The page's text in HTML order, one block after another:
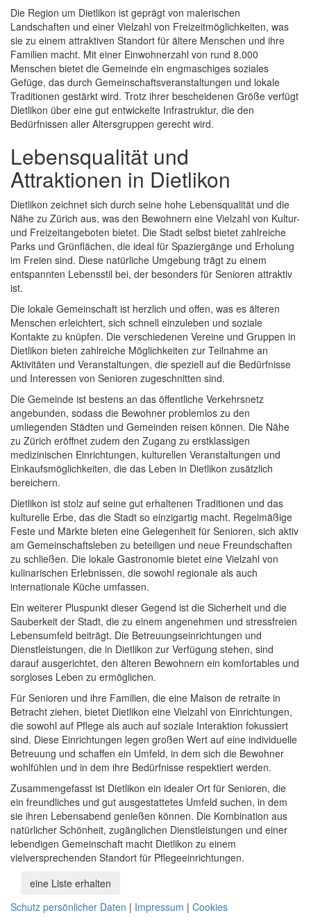
Die Region um Dietlikon ist geprägt von malerischen
Landschaften und einer Vielzahl von Freizeitmöglichkeiten, was
sie zu einem attraktiven Standort für ältere Menschen und ihre
Familien macht. Mit einer Einwohnerzahl von rund 8.000
Menschen bietet die Gemeinde ein engmaschiges soziales
Gefüge, das durch Gemeinschaftsveranstaltungen und lokale
Traditionen gestärkt wird. Trotz ihrer bescheidenen Größe verfügt
Dietlikon über eine gut entwickelte Infrastruktur, die den
Bedürfnissen aller Altersgruppen gerecht wird.
Lebensqualität und
Attraktionen in Dietlikon
Dietlikon zeichnet sich durch seine hohe Lebensqualität und die
Nähe zu Zürich aus, was den Bewohnern eine Vielzahl von Kultur-
und Freizeitangeboten bietet. Die Stadt selbst bietet zahlreiche
Parks und Grünflächen, die ideal für Spaziergänge und Erholung
im Freien sind. Diese natürliche Umgebung trägt zu einem
entspannten Lebensstil bei, der besonders für Senioren attraktiv
ist.
Die lokale Gemeinschaft ist herzlich und offen, was es älteren
Menschen erleichtert, sich schnell einzuleben und soziale
Kontakte zu knüpfen. Die verschiedenen Vereine und Gruppen in
Dietlikon bieten zahlreiche Möglichkeiten zur Teilnahme an
Aktivitäten und Veranstaltungen, die speziell auf die Bedürfnisse
und Interessen von Senioren zugeschnitten sind.
Die Gemeinde ist bestens an das öffentliche Verkehrsnetz
angebunden, sodass die Bewohner problemlos zu den
umliegenden Städten und Gemeinden reisen können. Die Nähe
zu Zürich eröffnet zudem den Zugang zu erstklassigen
medizinischen Einrichtungen, kulturellen Veranstaltungen und
Einkaufsmöglichkeiten, die das Leben in Dietlikon zusätzlich
bereichern.
Dietlikon ist stolz auf seine gut erhaltenen Traditionen und das
kulturelle Erbe, das die Stadt so einzigartig macht. Regelmäßige
Feste und Märkte bieten eine Gelegenheit für Senioren, sich aktiv
am Gemeinschaftsleben zu beteiligen und neue Freundschaften
zu schließen. Die lokale Gastronomie bietet eine Vielzahl von
kulinarischen Erlebnissen, die sowohl regionale als auch
internationale Küche umfassen.
Ein weiterer Pluspunkt dieser Gegend ist die Sicherheit und die
Sauberkeit der Stadt, die zu einem angenehmen und stressfreien
Lebensumfeld beiträgt. Die Betreuungseinrichtungen und
Dienstleistungen, die in Dietlikon zur Verfügung stehen, sind
darauf ausgerichtet, den älteren Bewohnern ein komfortables und
sorgloses Leben zu ermöglichen.
Für Senioren und ihre Familien, die eine Maison de retraite in
Betracht ziehen, bietet Dietlikon eine Vielzahl von Einrichtungen,
die sowohl auf Pflege als auch auf soziale Interaktion fokussiert
sind. Diese Einrichtungen legen großen Wert auf eine individuelle
Betreuung und schaffen ein Umfeld, in dem sich die Bewohner
wohlfühlen und in dem ihre Bedürfnisse respektiert werden.
Zusammengefasst ist Dietlikon ein idealer Ort für Senioren, die
ein freundliches und gut ausgestattetes Umfeld suchen, in dem
sie ihren Lebensabend genießen können. Die Kombination aus
natürlicher Schönheit, zugänglichen Dienstleistungen und einer
lebendigen Gemeinschaft macht Dietlikon zu einem
vielversprechenden Standort für Pflegeeinrichtungen.
eine Liste erhalten
Schutz persönlicher Daten | Impressum | Cookies